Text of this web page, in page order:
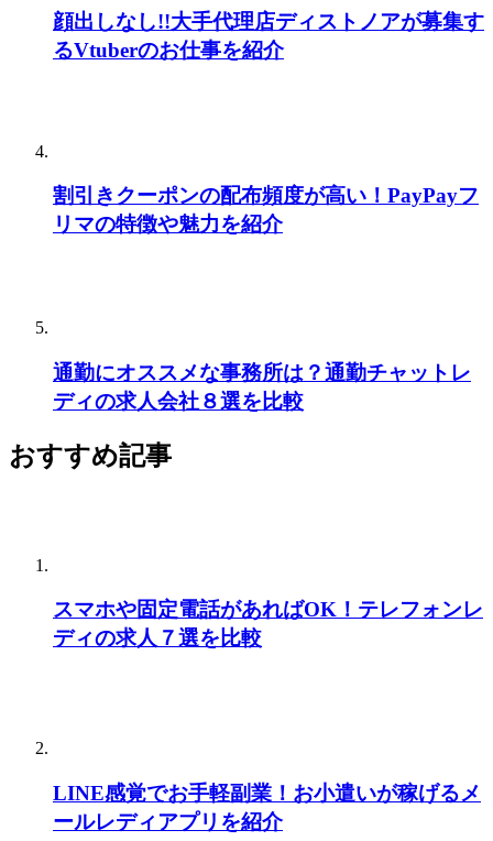
顔出しなし!!大手代理店ディストノアが募集す
るVtuberのお仕事を紹介
割引きクーポンの配布頻度が高い！PayPayフ
リマの特徴や魅力を紹介
通勤にオススメな事務所は？通勤チャットレ
ディの求人会社８選を比較
おすすめ記事
スマホや固定電話があればOK！テレフォンレ
ディの求人７選を比較
LINE感覚でお手軽副業！お小遣いが稼げるメ
ールレディアプリを紹介